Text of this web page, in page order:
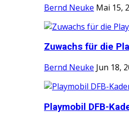
Bernd Neuke Mai 15,
Zuwachs für die
Bernd Neuke Jun 18,
Playmobil DFB-